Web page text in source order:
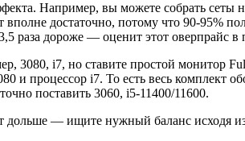
Например, вы можете собрать сеты
достаточно, потому что 90-95%
раза дороже — оценит этот оверпрайс
i7, но ставите простой монитор
процессор i7. То есть весь комплект
поставить 3060, i5-11400/11600.
дольше — ищите нужный баланс исходя